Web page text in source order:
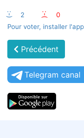
:-) 2 :-(
0
Pour voter, installer
Précédent
Telegram canal